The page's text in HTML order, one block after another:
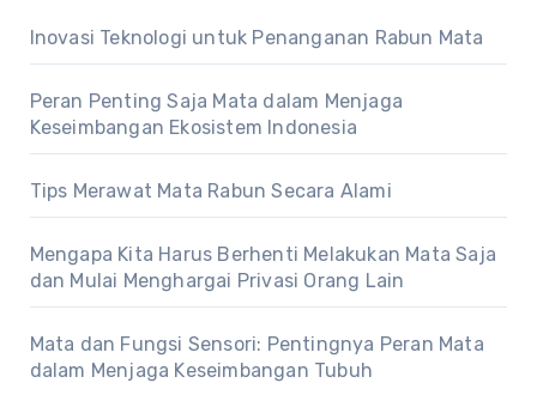
Inovasi Teknologi untuk Penanganan Rabun Mata
Peran Penting Saja Mata dalam Menjaga
Keseimbangan Ekosistem Indonesia
Tips Merawat Mata Rabun Secara Alami
Mengapa Kita Harus Berhenti Melakukan Mata Saja
dan Mulai Menghargai Privasi Orang Lain
Mata dan Fungsi Sensori: Pentingnya Peran Mata
dalam Menjaga Keseimbangan Tubuh